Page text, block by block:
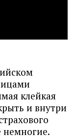
клейкая
и внутри
немногие.